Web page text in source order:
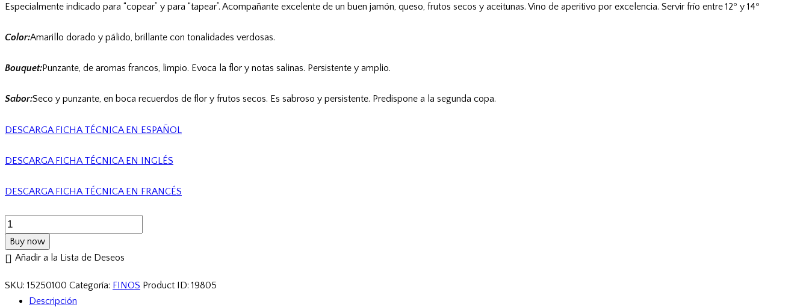
Especialmente indicado para “copear” y para “tapear”. Acompañante excelente de un buen jamón, queso, frutos secos y aceitunas. Vino de aperitivo por excelencia. Servir frío entre 12º y 14º
Color:Amarillo dorado y pálido, brillante con tonalidades verdosas.
Bouquet:Punzante, de aromas francos, limpio. Evoca la flor y notas salinas. Persistente y amplio.
Sabor:Seco y punzante, en boca recuerdos de flor y frutos secos. Es sabroso y persistente. Predispone a la segunda copa.
DESCARGA FICHA TÉCNICA EN ESPAÑOL
DESCARGA FICHA TÉCNICA EN INGLÉS
DESCARGA FICHA TÉCNICA EN FRANCÉS
Buy now
Añadir a la Lista de Deseos
SKU: 15250100 Categoría: FINOS Product ID: 19805
Descripción